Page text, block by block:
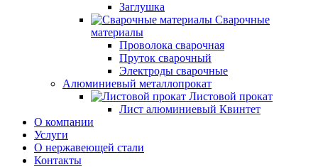
Заглушка
Сварочные
материалы
Проволока сварочная
Пруток сварочный
Электроды сварочные
Алюминиевый металлопрокат
Листовой прокат
Лист алюминиевый Квинтет
О компании
Услуги
О нержавеющей стали
Контакты